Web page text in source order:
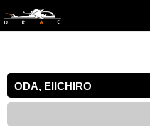
ODA, EIICHIRO